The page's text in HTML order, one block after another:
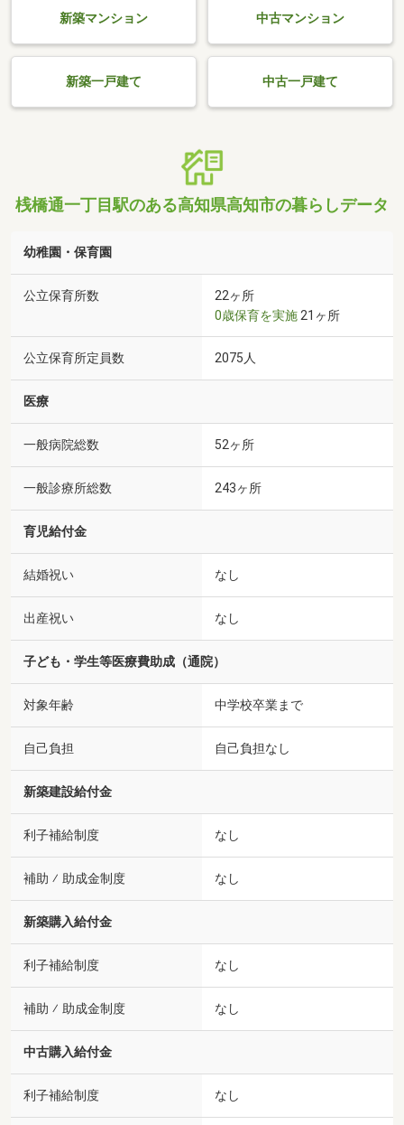
新築マンション 中古マンション
新築一戸建て 中古一戸建て
桟橋通一丁目駅のある高知県高知市の暮らしデータ
幼稚園・保育園
公立保育所数
22ヶ所
0歳保育を実施 21ヶ所
公立保育所定員数 2075人
医療
一般病院総数 52ヶ所
一般診療所総数 243ヶ所
育児給付金
結婚祝い なし
出産祝い なし
子ども・学生等医療費助成（通院）
対象年齢 中学校卒業まで
自己負担 自己負担なし
新築建設給付金
利子補給制度 なし
補助 ⁄ 助成金制度 なし
新築購入給付金
利子補給制度 なし
補助 ⁄ 助成金制度 なし
中古購入給付金
利子補給制度 なし